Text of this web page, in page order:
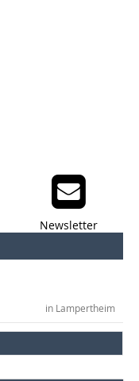
Newsletter
in Lampertheim